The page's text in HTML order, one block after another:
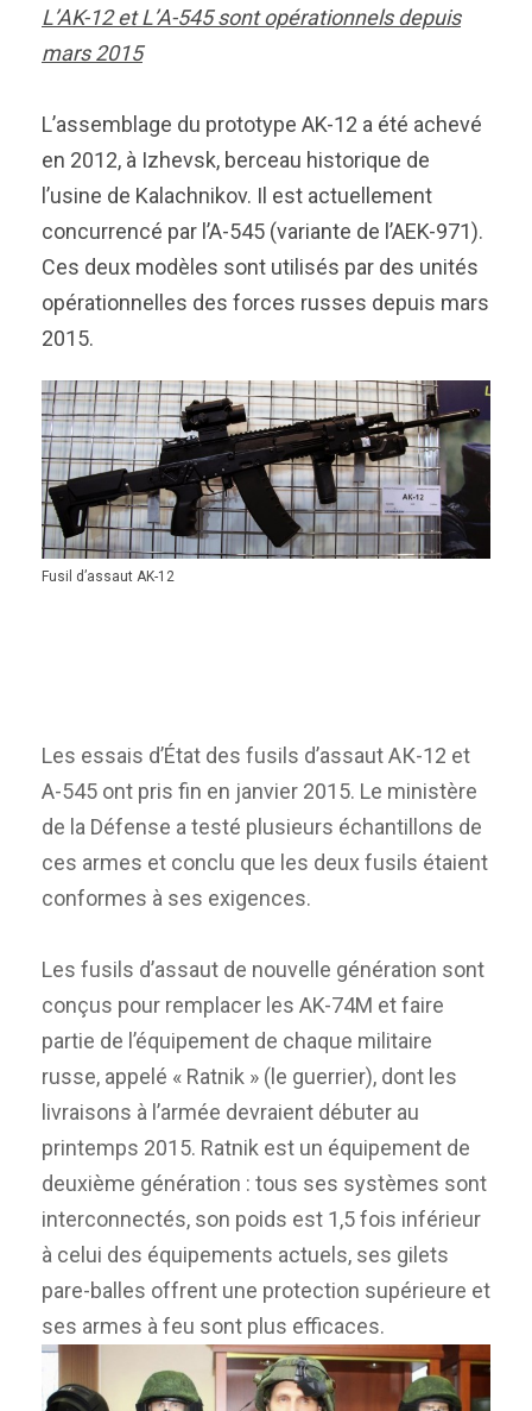
L’AK-12 et L’A-545 sont opérationnels depuis
mars 2015
L’assemblage du prototype AK-12 a été achevé
en 2012, à Izhevsk, berceau historique de
l’usine de Kalachnikov. Il est actuellement
concurrencé par l’A-545 (variante de l’AEK-971).
Ces deux modèles sont utilisés par des unités
opérationnelles des forces russes depuis mars
2015.
Fusil d’assaut AK-12
Les essais d’État des fusils d’assaut АК-12 et
А-545 ont pris fin en janvier 2015. Le ministère
de la Défense a testé plusieurs échantillons de
ces armes et conclu que les deux fusils étaient
conformes à ses exigences.
Les fusils d’assaut de nouvelle génération sont
conçus pour remplacer les AK-74M et faire
partie de l’équipement de chaque militaire
russe, appelé « Ratnik » (le guerrier), dont les
livraisons à l’armée devraient débuter au
printemps 2015. Ratnik est un équipement de
deuxième génération : tous ses systèmes sont
interconnectés, son poids est 1,5 fois inférieur
à celui des équipements actuels, ses gilets
pare-balles offrent une protection supérieure et
ses armes à feu sont plus efficaces.